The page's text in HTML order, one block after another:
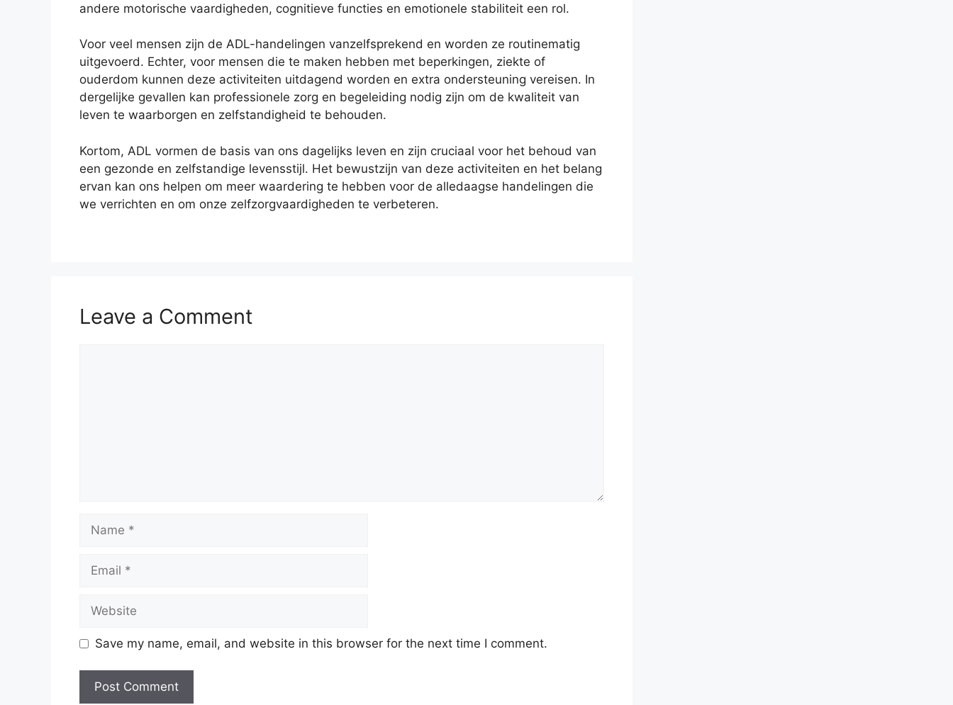
andere motorische vaardigheden, cognitieve functies en emotionele stabiliteit een rol.
Voor veel mensen zijn de ADL-handelingen vanzelfsprekend en worden ze routinematig
uitgevoerd. Echter, voor mensen die te maken hebben met beperkingen, ziekte of
ouderdom kunnen deze activiteiten uitdagend worden en extra ondersteuning vereisen. In
dergelijke gevallen kan professionele zorg en begeleiding nodig zijn om de kwaliteit van
leven te waarborgen en zelfstandigheid te behouden.
Kortom, ADL vormen de basis van ons dagelijks leven en zijn cruciaal voor het behoud van
een gezonde en zelfstandige levensstijl. Het bewustzijn van deze activiteiten en het belang
ervan kan ons helpen om meer waardering te hebben voor de alledaagse handelingen die
we verrichten en om onze zelfzorgvaardigheden te verbeteren.
Leave a Comment
Save my name, email, and website in this browser for the next time I comment.